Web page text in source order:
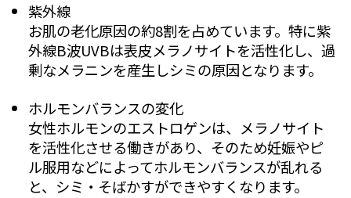
紫外線
お肌の老化原因の約8割を占めています。特に紫
外線B波UVBは表皮メラノサイトを活性化し、過
剰なメラニンを産生しシミの原因となります。
ホルモンバランスの変化
女性ホルモンのエストロゲンは、メラノサイト
を活性化させる働きがあり、そのため妊娠やピ
ル服用などによってホルモンバランスが乱れる
と、シミ・そばかすができやすくなります。